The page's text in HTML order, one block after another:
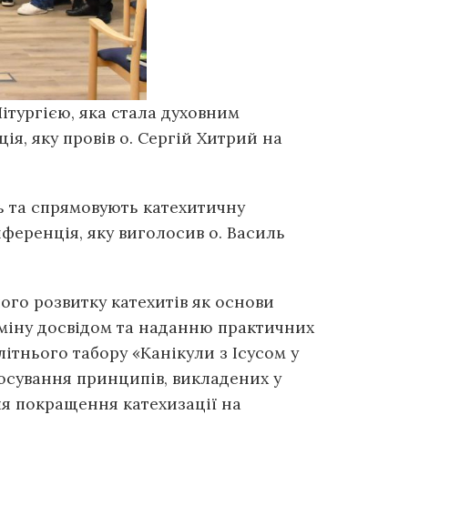
яка стала духовним
яку провів о. Сергій Хитрий на
спрямовують катехитичну
яку виголосив о. Василь
розвитку катехитів як основи
досвідом та наданню практичних
табору «Канікули з Ісусом у
принципів, викладених у
покращення катехизації на